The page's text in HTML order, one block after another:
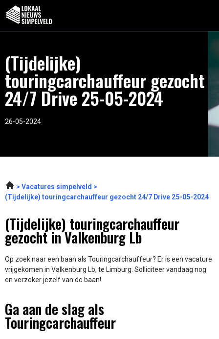
(Tijdelijke)
touringcarchauffeur gezocht
24/7 Drive 25-05-2024
26-05-2024
Vacatures simpelveld
(Tijdelijke) touringcarchauffeur gezocht 24/7 Drive 25-05-2024
(Tijdelijke) touringcarchauffeur
gezocht in Valkenburg Lb
Op zoek naar een baan als Touringcarchauffeur? Er is een vacature
vrijgekomen in Valkenburg Lb, te Limburg. Solliciteer vandaag nog
en verzeker jezelf van de baan!
Ga aan de slag als
Touringcarchauffeur